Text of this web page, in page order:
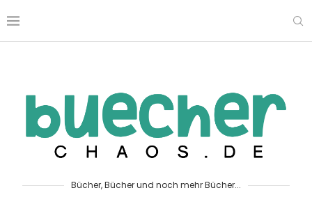
Bücher, Bücher und noch mehr Bücher...